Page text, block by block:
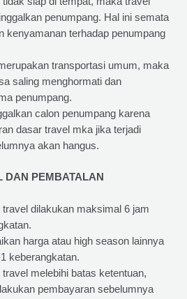
penumpang. Hal ini semata
kenyamanan terhadap penumpang
transportasi umum, maka
saling menghormati dan
penumpang.
calon penumpang karena
dasar travel mka jika terjadi
akan hangus.
DAN PEMBATALAN
travel dilakukan maksimal 6 jam
harga atau high season lainnya
keberangkatan.
travel melebihi batas ketentuan,
pembayaran sebelumnya